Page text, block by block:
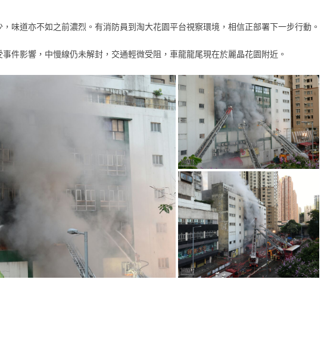
味道亦不如之前濃烈。有消防員到淘大花園平台視察環境，相信正部署下一步行動。
件影響，中慢線仍未解封，交通輕微受阻，車龍龍尾現在於麗晶花園附近。